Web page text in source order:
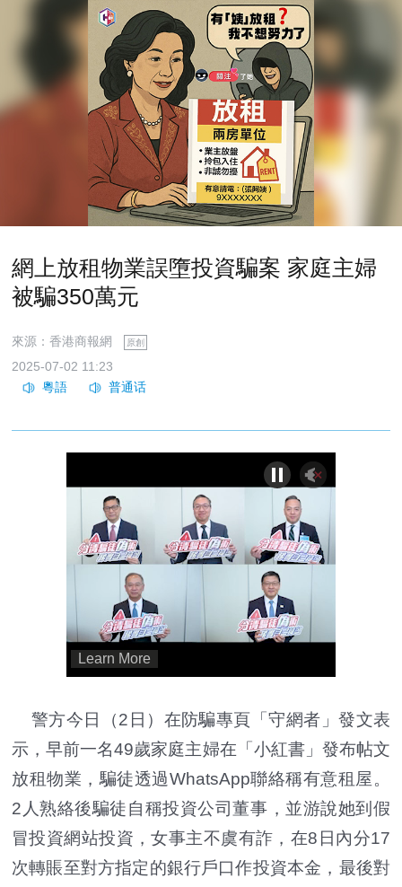
網上放租物業誤墮投資騙案 家庭主婦
被騙350萬元
來源：香港商報網 原創
2025-07-02 11:23
警方今日（2日）在防騙專頁「守網者」發文表
示，早前一名49歲家庭主婦在「小紅書」發布帖文
放租物業，騙徒透過WhatsApp聯絡稱有意租屋。
2人熟絡後騙徒自稱投資公司董事，並游說她到假
冒投資網站投資，女事主不虞有詐，在8日內分17
次轉賬至對方指定的銀行戶口作投資本金，最後對